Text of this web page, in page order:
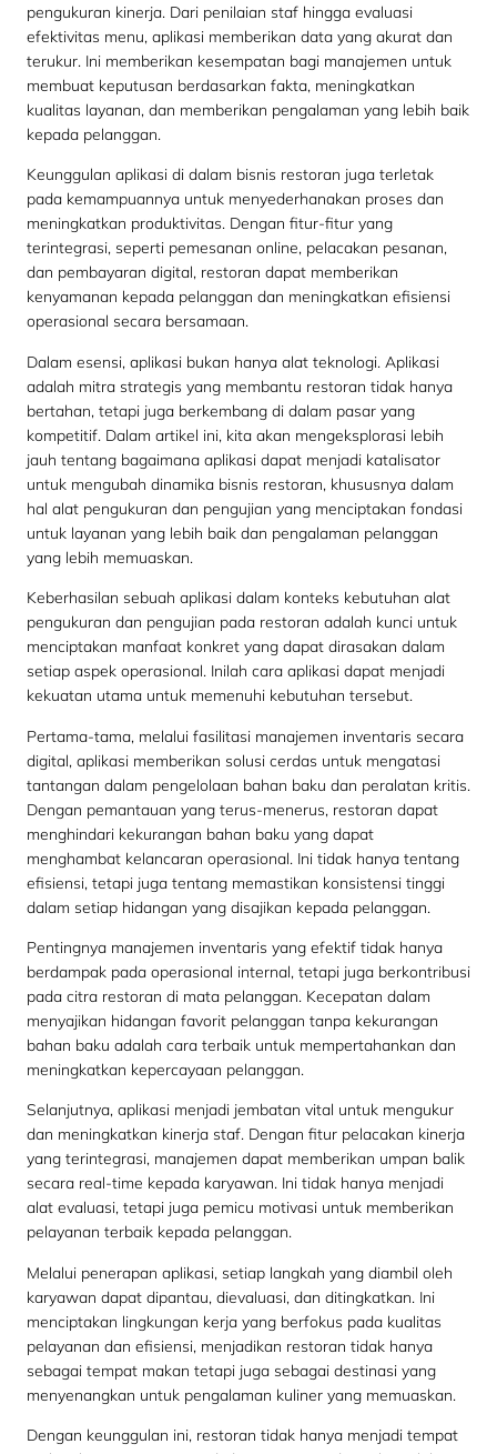
pengukuran kinerja. Dari penilaian staf hingga evaluasi
efektivitas menu, aplikasi memberikan data yang akurat dan
terukur. Ini memberikan kesempatan bagi manajemen untuk
membuat keputusan berdasarkan fakta, meningkatkan
kualitas layanan, dan memberikan pengalaman yang lebih baik
kepada pelanggan.
Keunggulan aplikasi di dalam bisnis restoran juga terletak
pada kemampuannya untuk menyederhanakan proses dan
meningkatkan produktivitas. Dengan fitur-fitur yang
terintegrasi, seperti pemesanan online, pelacakan pesanan,
dan pembayaran digital, restoran dapat memberikan
kenyamanan kepada pelanggan dan meningkatkan efisiensi
operasional secara bersamaan.
Dalam esensi, aplikasi bukan hanya alat teknologi. Aplikasi
adalah mitra strategis yang membantu restoran tidak hanya
bertahan, tetapi juga berkembang di dalam pasar yang
kompetitif. Dalam artikel ini, kita akan mengeksplorasi lebih
jauh tentang bagaimana aplikasi dapat menjadi katalisator
untuk mengubah dinamika bisnis restoran, khususnya dalam
hal alat pengukuran dan pengujian yang menciptakan fondasi
untuk layanan yang lebih baik dan pengalaman pelanggan
yang lebih memuaskan.
Keberhasilan sebuah aplikasi dalam konteks kebutuhan alat
pengukuran dan pengujian pada restoran adalah kunci untuk
menciptakan manfaat konkret yang dapat dirasakan dalam
setiap aspek operasional. Inilah cara aplikasi dapat menjadi
kekuatan utama untuk memenuhi kebutuhan tersebut.
Pertama-tama, melalui fasilitasi manajemen inventaris secara
digital, aplikasi memberikan solusi cerdas untuk mengatasi
tantangan dalam pengelolaan bahan baku dan peralatan kritis.
Dengan pemantauan yang terus-menerus, restoran dapat
menghindari kekurangan bahan baku yang dapat
menghambat kelancaran operasional. Ini tidak hanya tentang
efisiensi, tetapi juga tentang memastikan konsistensi tinggi
dalam setiap hidangan yang disajikan kepada pelanggan.
Pentingnya manajemen inventaris yang efektif tidak hanya
berdampak pada operasional internal, tetapi juga berkontribusi
pada citra restoran di mata pelanggan. Kecepatan dalam
menyajikan hidangan favorit pelanggan tanpa kekurangan
bahan baku adalah cara terbaik untuk mempertahankan dan
meningkatkan kepercayaan pelanggan.
Selanjutnya, aplikasi menjadi jembatan vital untuk mengukur
dan meningkatkan kinerja staf. Dengan fitur pelacakan kinerja
yang terintegrasi, manajemen dapat memberikan umpan balik
secara real-time kepada karyawan. Ini tidak hanya menjadi
alat evaluasi, tetapi juga pemicu motivasi untuk memberikan
pelayanan terbaik kepada pelanggan.
Melalui penerapan aplikasi, setiap langkah yang diambil oleh
karyawan dapat dipantau, dievaluasi, dan ditingkatkan. Ini
menciptakan lingkungan kerja yang berfokus pada kualitas
pelayanan dan efisiensi, menjadikan restoran tidak hanya
sebagai tempat makan tetapi juga sebagai destinasi yang
menyenangkan untuk pengalaman kuliner yang memuaskan.
Dengan keunggulan ini, restoran tidak hanya menjadi tempat